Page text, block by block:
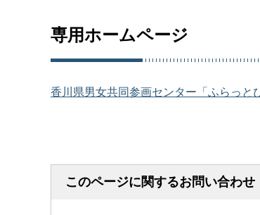
専用ホームページ
香川県男女共同参画センター「ふらっと
このページに関するお問い合わせ